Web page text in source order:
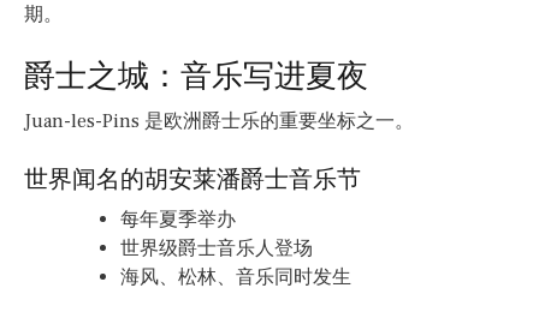
期。
爵士之城：音乐写进夏夜
Juan-les-Pins 是欧洲爵士乐的重要坐标之一。
世界闻名的胡安莱潘爵士音乐节
每年夏季举办
世界级爵士音乐人登场
海风、松林、音乐同时发生